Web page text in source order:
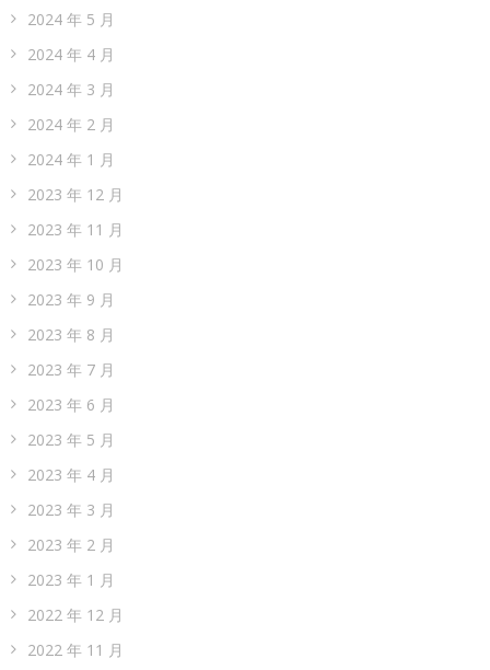
2024 年 5 月
2024 年 4 月
2024 年 3 月
2024 年 2 月
2024 年 1 月
2023 年 12 月
2023 年 11 月
2023 年 10 月
2023 年 9 月
2023 年 8 月
2023 年 7 月
2023 年 6 月
2023 年 5 月
2023 年 4 月
2023 年 3 月
2023 年 2 月
2023 年 1 月
2022 年 12 月
2022 年 11 月